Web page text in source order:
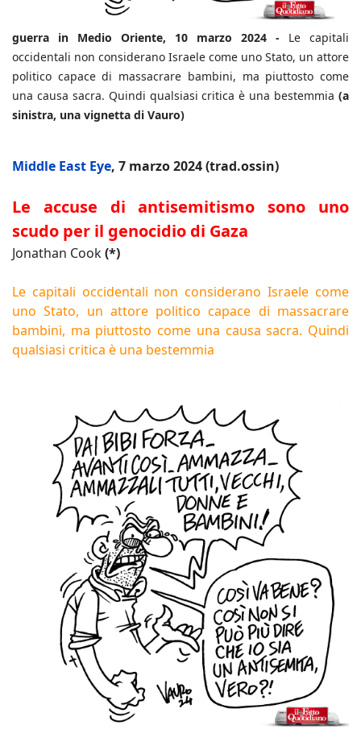
guerra in Medio Oriente, 10 marzo 2024 - Le capitali
occidentali non considerano Israele come uno Stato, un attore
politico capace di massacrare bambini, ma piuttosto come
una causa sacra. Quindi qualsiasi critica è una bestemmia (a
sinistra, una vignetta di Vauro)
Middle East Eye, 7 marzo 2024 (trad.ossin)
Le accuse di antisemitismo sono uno
scudo per il genocidio di Gaza
Jonathan Cook(*)
Le capitali occidentali non considerano Israele come
uno Stato, un attore politico capace di massacrare
bambini, ma piuttosto come una causa sacra. Quindi
qualsiasi critica è una bestemmia